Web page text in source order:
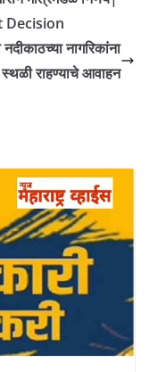
Decision
नागरिकांना
स्थळी राहण्याचे आवाहन